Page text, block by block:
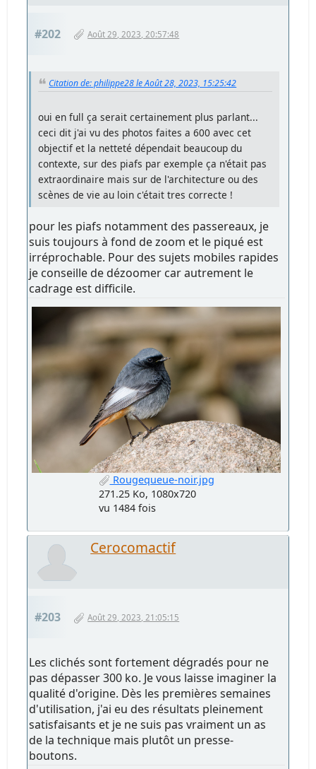
#202 Août 29, 2023, 20:57:48
Citation de: philippe28 le Août 28, 2023, 15:25:42
oui en full ça serait certainement plus parlant...
ceci dit j'ai vu des photos faites a 600 avec cet
objectif et la netteté dépendait beaucoup du
contexte, sur des piafs par exemple ça n'était pas
extraordinaire mais sur de l'architecture ou des
scènes de vie au loin c'était tres correcte !
pour les piafs notamment des passereaux, je
suis toujours à fond de zoom et le piqué est
irréprochable. Pour des sujets mobiles rapides
je conseille de dézoomer car autrement le
cadrage est difficile.
Rougequeue-noir.jpg
271.25 Ko, 1080x720
vu 1484 fois
Cerocomactif
#203 Août 29, 2023, 21:05:15
Les clichés sont fortement dégradés pour ne
pas dépasser 300 ko. Je vous laisse imaginer la
qualité d'origine. Dès les premières semaines
d'utilisation, j'ai eu des résultats pleinement
satisfaisants et je ne suis pas vraiment un as
de la technique mais plutôt un presse-
boutons.